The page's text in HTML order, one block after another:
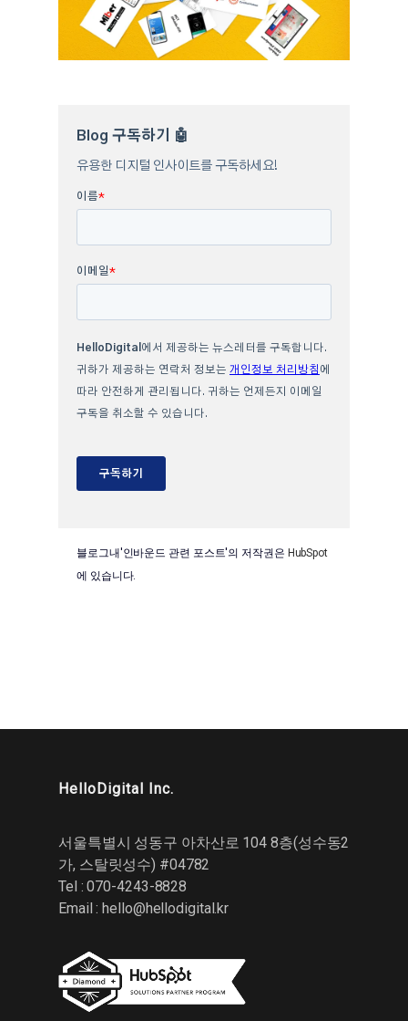
블로그내'인바운드 관련 포스트'의 저작권은 HubSpot
에 있습니다.
HelloDigital Inc.
서울특별시 성동구 아차산로 104 8층(성수동2
가, 스탈릿성수) #04782
Tel : 070-4243-8828
Email :hello@hellodigital.kr